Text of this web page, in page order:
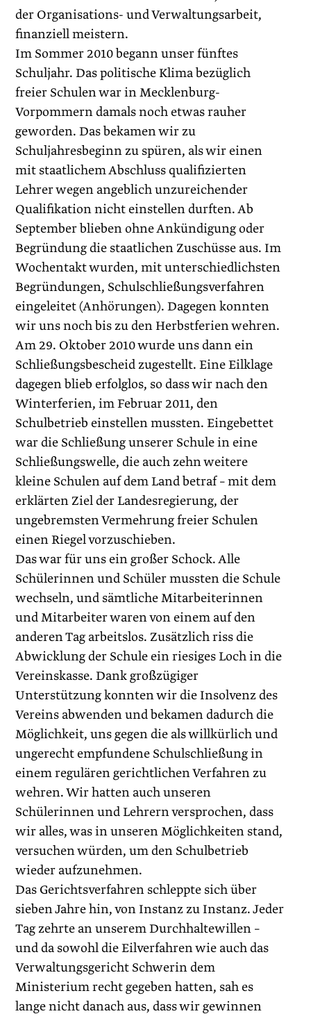
der Organisations- und Verwaltungsarbeit,
finanziell meistern.
Im Sommer 2010 begann unser fünftes
Schuljahr. Das politische Klima bezüglich
freier Schulen war in Mecklenburg-
Vorpommern damals noch etwas rauher
geworden. Das bekamen wir zu
Schuljahresbeginn zu spüren, als wir einen
mit staatlichem Abschluss qualifizierten
Lehrer wegen angeblich unzureichender
Qualifikation nicht einstellen durften. Ab
September blieben ohne Ankündigung oder
Begründung die staatlichen Zuschüsse aus. Im
Wochentakt wurden, mit unterschiedlichsten
Begründungen, Schulschließungsverfahren
eingeleitet (Anhörungen). Dagegen konnten
wir uns noch bis zu den Herbstferien wehren.
Am 29. Oktober 2010 wurde uns dann ein
Schließungsbescheid zugestellt. Eine Eilklage
dagegen blieb erfolglos, so dass wir nach den
Winterferien, im Februar 2011, den
Schulbetrieb einstellen mussten. Eingebettet
war die Schließung unserer Schule in eine
Schließungswelle, die auch zehn weitere
kleine Schulen auf dem Land betraf – mit dem
erklärten Ziel der Landesregierung, der
ungebremsten Vermehrung freier Schulen
einen Riegel vorzu­schieben.
Das war für uns ein großer Schock. Alle
Schülerinnen und Schüler mussten die Schule
wechseln, und sämtliche Mitarbeiterinnen
und Mitarbeiter waren von einem auf den
anderen Tag arbeitslos. Zusätzlich riss die
Abwicklung der Schule ein riesiges Loch in die
Vereinskasse. Dank großzügiger
Unterstützung konnten wir die Insolvenz des
Vereins abwenden und bekamen dadurch die
Möglichkeit, uns gegen die als willkürlich und
ungerecht empfundene Schulschließung in
einem regulären ­gerichtlichen Verfahren zu
wehren. Wir hatten auch unseren
Schülerinnen und Lehrern versprochen, dass
wir alles, was in unseren Möglichkeiten stand,
versuchen würden, um den Schul­betrieb
wieder aufzunehmen.
Das Gerichtsverfahren schleppte sich über
sieben Jahre hin, von Instanz zu Instanz. Jeder
Tag zehrte an unserem Durchhalte­willen –
und da sowohl die Eilverfahren wie auch das
Verwaltungsgericht Schwerin dem
Ministerium recht gegeben hatten, sah es
lange nicht danach aus, dass wir gewinnen